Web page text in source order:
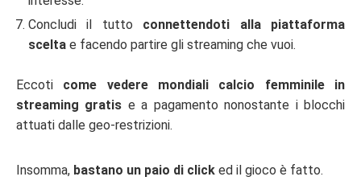
Concludi il tutto connettendoti alla piattaforma
scelta e facendo partire gli streaming che vuoi.
Eccoti come vedere mondiali calcio femminile in
streaming gratis e a pagamento nonostante i blocchi
attuati dalle geo-restrizioni.
Insomma, bastano un paio di click ed il gioco è fatto.